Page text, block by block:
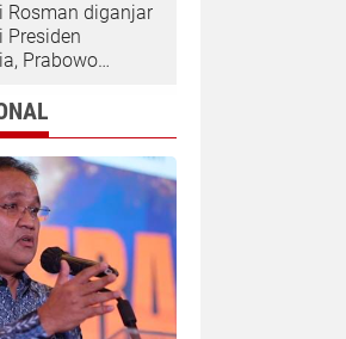
Rosman diganjar
Presiden
Prabowo